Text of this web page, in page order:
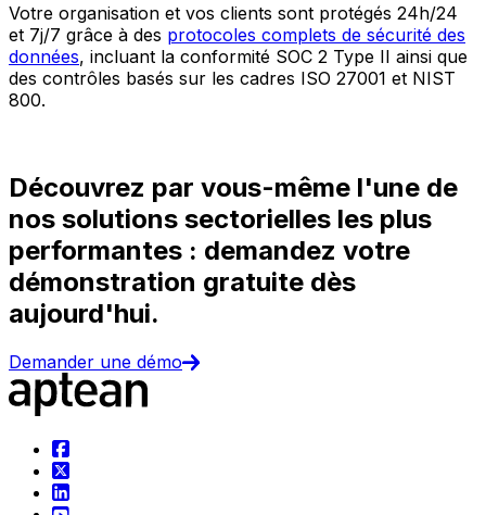
Votre organisation et vos clients sont protégés 24h/24
et 7j/7 grâce à des protocoles complets de sécurité des
données, incluant la conformité SOC 2 Type II ainsi que
des contrôles basés sur les cadres ISO 27001 et NIST
800.
Découvrez par vous-même l'une de
nos solutions sectorielles les plus
performantes : demandez votre
démonstration gratuite dès
aujourd'hui.
Demander une démo